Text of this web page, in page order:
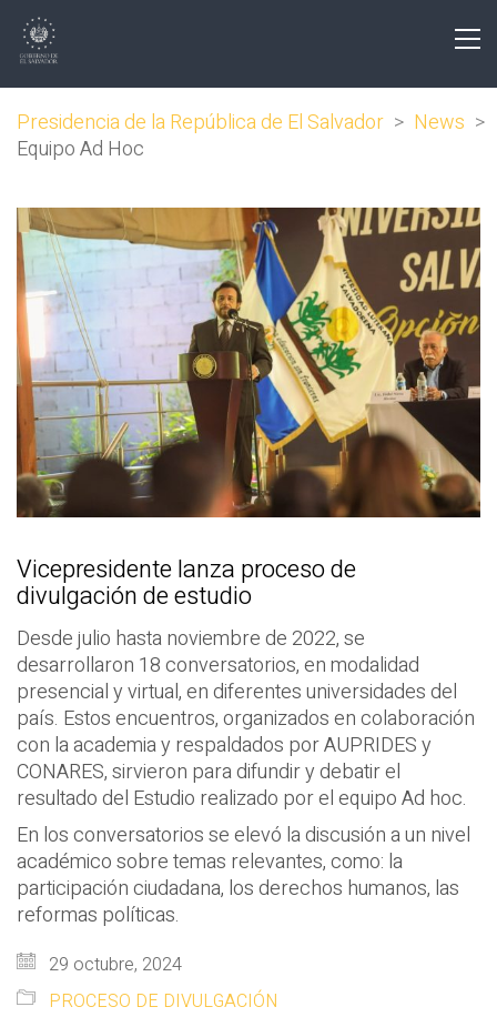
Presidencia de la República de El Salvador > News >
Equipo Ad Hoc
Vicepresidente lanza proceso de
divulgación de estudio
Desde julio hasta noviembre de 2022, se
desarrollaron 18 conversatorios, en modalidad
presencial y virtual, en diferentes universidades del
país. Estos encuentros, organizados en colaboración
con la academia y respaldados por AUPRIDES y
CONARES, sirvieron para difundir y debatir el
resultado del Estudio realizado por el equipo Ad hoc.
En los conversatorios se elevó la discusión a un nivel
académico sobre temas relevantes, como: la
participación ciudadana, los derechos humanos, las
reformas políticas.
29 octubre, 2024
PROCESO DE DIVULGACIÓN